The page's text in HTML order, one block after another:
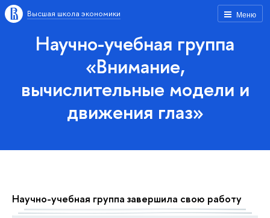
Меню
Высшая школа экономики
Научно-учебная группа
«Внимание,
вычислительные модели и
движения глаз»
Научно-учебная группа завершила свою работу